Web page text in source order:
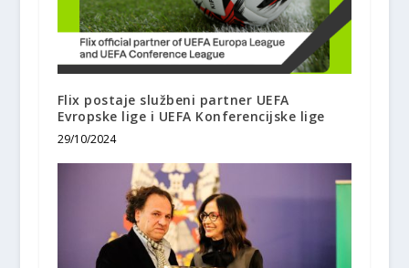
Flix postaje službeni partner UEFA
Evropske lige i UEFA Konferencijske lige
29/10/2024